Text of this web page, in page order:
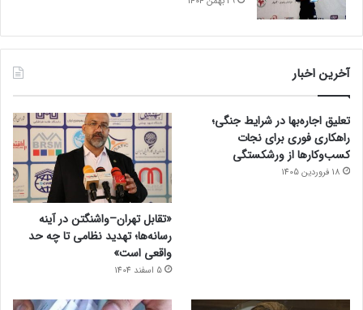
آخرین اخبار
تعلیق اجاره‌بها در شرایط جنگی؛
راهکاری فوری برای نجات
کسب‌وکارها از ورشکستگی
18 فروردین 1405
«تقابل تهران–واشنگتن در آینه
رسانه‌ها؛ تهدید نظامی تا چه حد
واقعی است»
5 اسفند 1404